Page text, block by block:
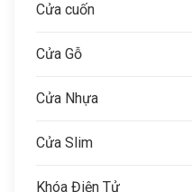
Cửa cuốn
Cửa Gỗ
Cửa Nhựa
Cửa Slim
Khóa Điện Tử